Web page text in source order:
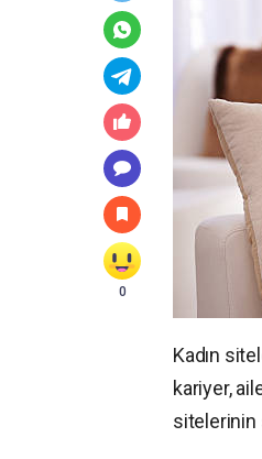
0
Kadın
kariyer,
sitelerinin